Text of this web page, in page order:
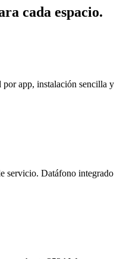
cada espacio.
app, instalación sencilla y
servicio. Datáfono integrado